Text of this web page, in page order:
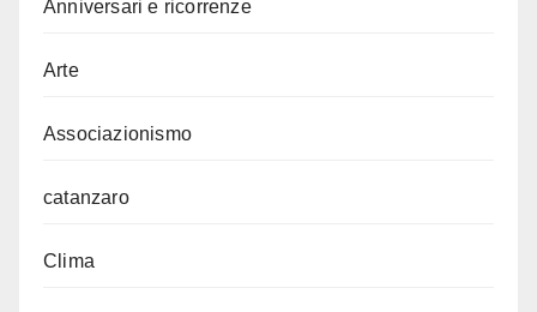
Anniversari e ricorrenze
Arte
Associazionismo
catanzaro
Clima